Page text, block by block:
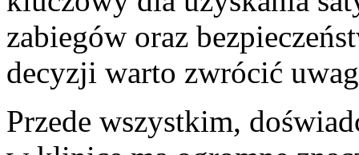
zabiegów oraz
decyzji warto zwrócić
Przede wszystkim,